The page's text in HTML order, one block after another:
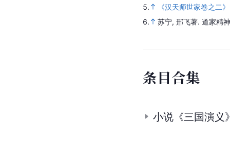
5.
《汉天师世家卷之二》
6.
苏宁, 邢飞著. 道家精
条目合集
小说《三国演义